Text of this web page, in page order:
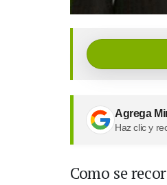
Agrega
Haz clic y
Como se